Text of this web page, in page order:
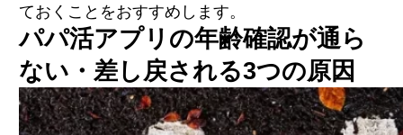
ておくことをおすすめします。
パパ活アプリの年齢確認が通ら
ない・差し戻される3つの原因